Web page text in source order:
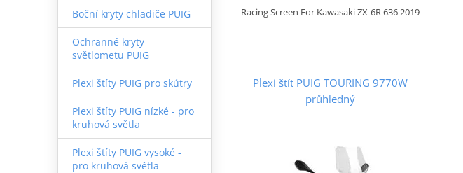
Boční kryty chladiče PUIG
Ochranné kryty
světlometu PUIG
Plexi štíty PUIG pro skútry
Plexi štíty PUIG nízké - pro
kruhová světla
Plexi štíty PUIG vysoké -
pro kruhová světla
Racing Screen For Kawasaki ZX-6R 636 2019
Plexi štít PUIG TOURING 9770W
průhledný